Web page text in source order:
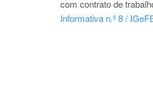
com contrato de
Informativa n.º 8 /